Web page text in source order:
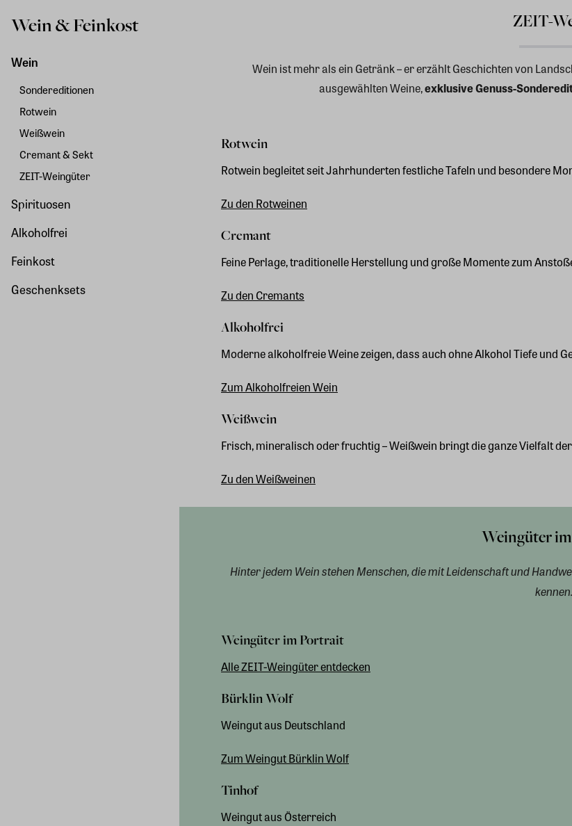
Wein & Feinkost
Wein
Sondereditionen
Rotwein
Weißwein
Cremant & Sekt
ZEIT-Weingüter
Spirituosen
Alkoholfrei
Feinkost
Geschenksets
ZEIT-
Wein ist mehr als ein Getränk – er erzählt Geschichten von
ausgewählten Weine,exklusive Genuss-
Rotwein
Rotwein begleitet seit Jahrhunderten festliche Tafeln und besondere
Zu den Rotweinen
Cremant
Feine Perlage, traditionelle Herstellung und große Momente zum
Zu den Cremants
Alkoholfrei
Moderne alkoholfreie Weine zeigen, dass auch ohne Alkohol Tiefe und
Zum Alkoholfreien Wein
Weißwein
Frisch, mineralisch oder fruchtig – Weißwein bringt die ganze Vielfalt
Zu den Weißweinen
Weingüter
Hinter jedem Wein stehen Menschen, die mit Leidenschaft und
kennen.
Weingüter im Portrait
Alle ZEIT-Weingüter entdecken
Bürklin Wolf
Weingut aus Deutschland
Zum Weingut Bürklin Wolf
Tinhof
Weingut aus Österreich